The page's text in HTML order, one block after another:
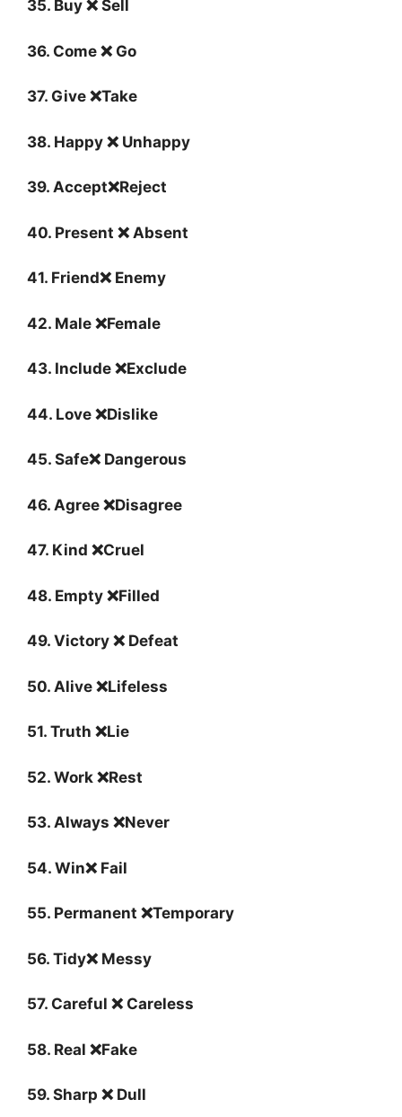
35. Buy ❌ Sell
36. Come ❌ Go
37. Give ❌Take
38. Happy ❌ Unhappy
39. Accept❌Reject
40. Present ❌ Absent
41. Friend❌ Enemy
42. Male ❌Female
43. Include ❌Exclude
44. Love ❌Dislike
45. Safe❌ Dangerous
46. Agree ❌Disagree
47. Kind ❌Cruel
48. Empty ❌Filled
49. Victory ❌ Defeat
50. Alive ❌Lifeless
51. Truth ❌Lie
52. Work ❌Rest
53. Always ❌Never
54. Win❌ Fail
55. Permanent ❌Temporary
56. Tidy❌ Messy
57. Careful ❌ Careless
58. Real ❌Fake
59. Sharp ❌ Dull